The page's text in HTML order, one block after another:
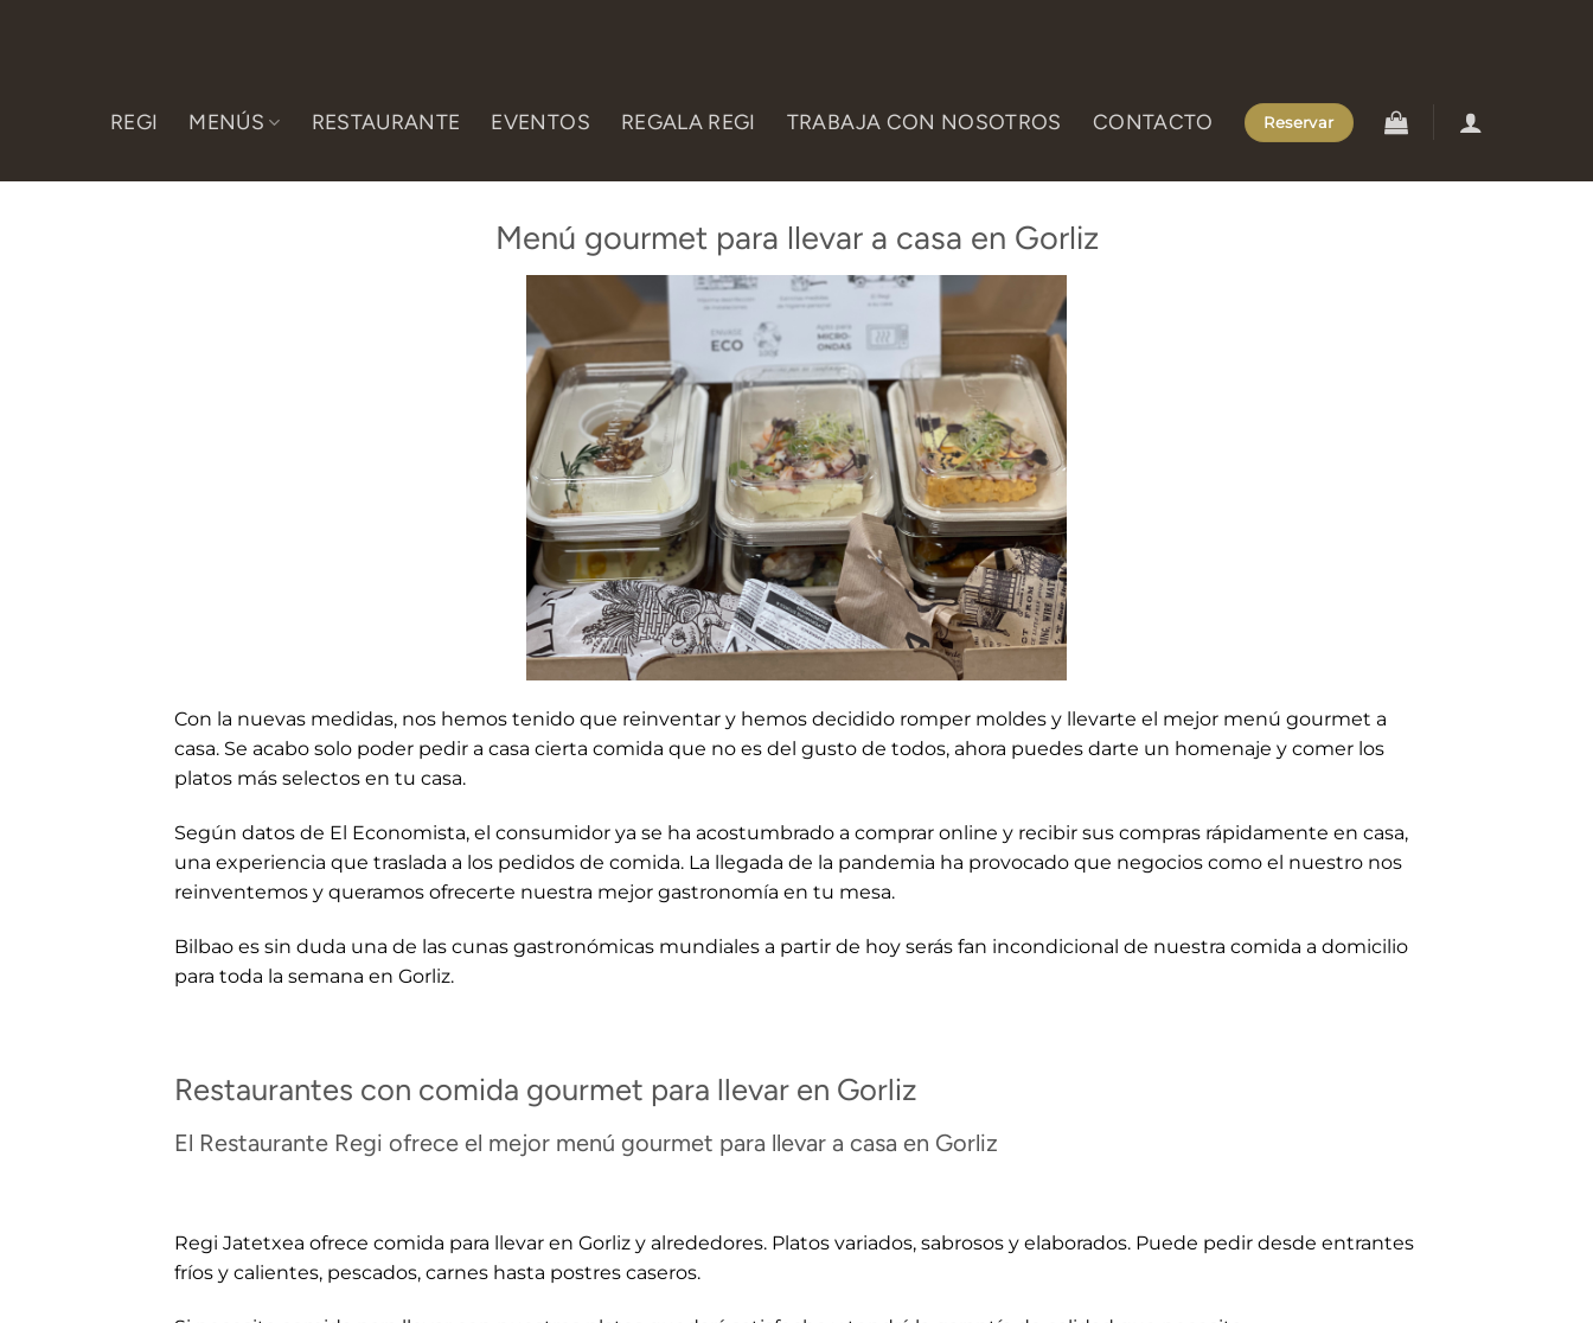
REGI MENÚS RESTAURANTE EVENTOS REGALA REGI TRABAJA CON NOSOTROS CONTACTO Reservar
Menú gourmet para llevar a casa en Gorliz
Con la nuevas medidas, nos hemos tenido que reinventar y hemos decidido romper moldes y llevarte el mejor menú gourmet a
casa. Se acabo solo poder pedir a casa cierta comida que no es del gusto de todos, ahora puedes darte un homenaje y comer los
platos más selectos en tu casa.
Según datos de El Economista, el consumidor ya se ha acostumbrado a comprar online y recibir sus compras rápidamente en casa,
una experiencia que traslada a los pedidos de comida. La llegada de la pandemia ha provocado que negocios como el nuestro nos
reinventemos y queramos ofrecerte nuestra mejor gastronomía en tu mesa.
Bilbao es sin duda una de las cunas gastronómicas mundiales a partir de hoy serás fan incondicional de nuestra comida a domicilio
para toda la semana en Gorliz.
Restaurantes con comida gourmet para llevar en Gorliz
El Restaurante Regi ofrece el mejor menú gourmet para llevar a casa en Gorliz
Regi Jatetxea ofrece comida para llevar en Gorliz y alrededores. Platos variados, sabrosos y elaborados. Puede pedir desde entrantes
fríos y calientes, pescados, carnes hasta postres caseros.